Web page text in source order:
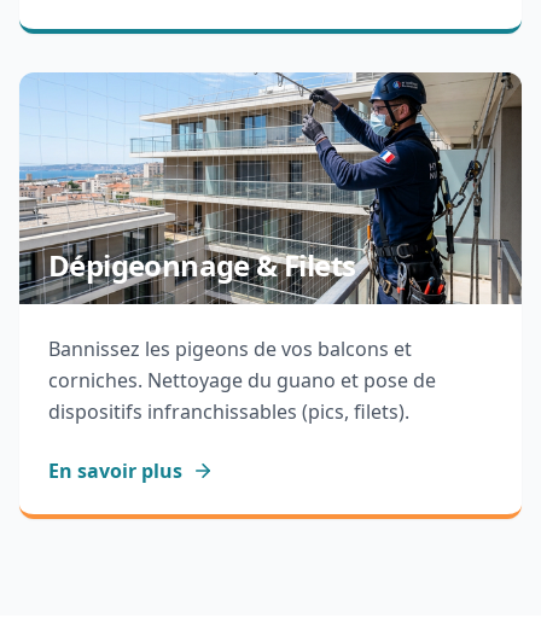
Dépigeonnage & Filets
Bannissez les pigeons de vos balcons et
corniches. Nettoyage du guano et pose de
dispositifs infranchissables (pics, filets).
En savoir plus